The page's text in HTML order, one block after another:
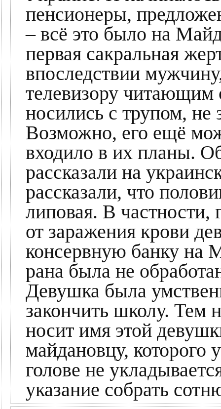
пенсионеры,
– всё это было на
первая сакральная
впоследствии
телевизору
носились с трупом, не
Возможно, его ещё
входило в их планы.
рассказали на
рассказали, что
липовая. В
от заражения крови
консервную банку на
рана была не
Девушка была
закончить школу. Тем
носит имя этой
майдановцу, которого
голове не
указание собрать